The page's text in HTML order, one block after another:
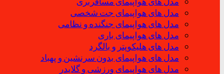
مدل های هواپیمای جت شخصی
مدل های هواپیمای جنگنده و نظامی
مدل های هواپیمای باری
مدل های هلیکوپتر و بالگرد
مدل های هواپیمای بدون سرنشین و پهباد
مدل های هواپیمای ورزشی و گلایدر